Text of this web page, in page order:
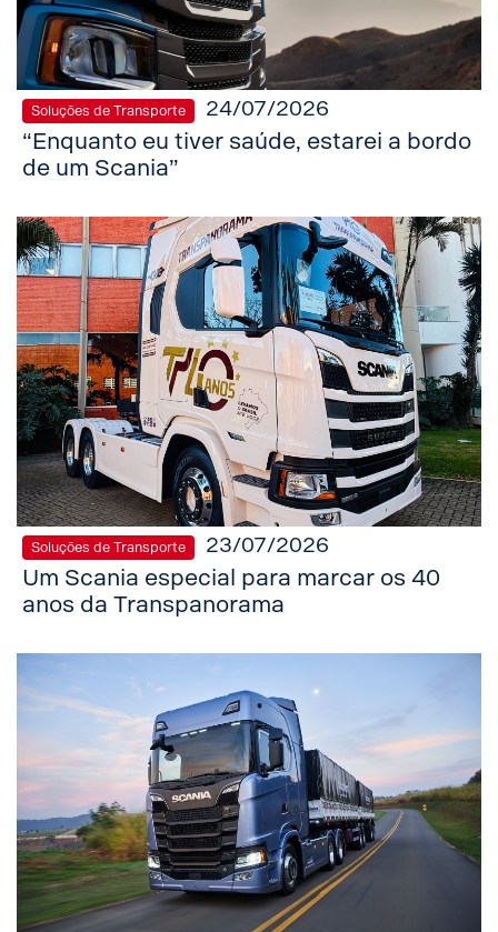
Soluções de Transporte 24/07/2026
“Enquanto eu tiver saúde, estarei a bordo
de um Scania”
Soluções de Transporte 23/07/2026
Um Scania especial para marcar os 40
anos da Transpanorama